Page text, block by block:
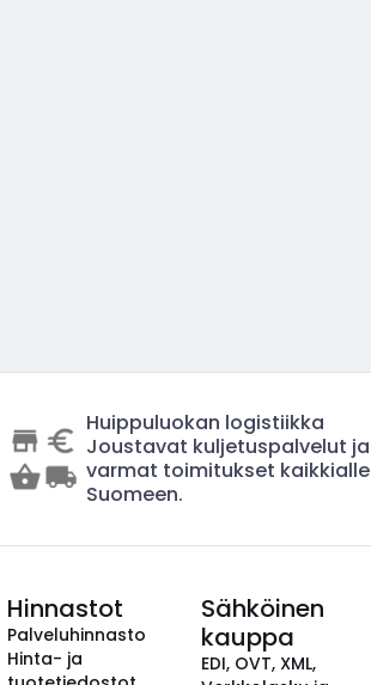
Huippuluokan logistiikka
Joustavat kuljetuspalvelut ja
varmat toimitukset kaikkialle
Suomeen.
Hinnastot
Palveluhinnasto
Hinta- ja
Sähköinen
kauppa
EDI, OVT, XML,